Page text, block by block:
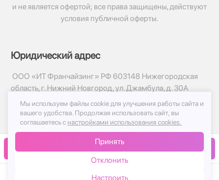
В корзину
и не является офертой; все права защищены, действуют
условия публичной оферты.
Юридический адрес
ООО «ИТ Франчайзинг» РФ 603148 Нижегородская
область, г. Нижний Новгород, ул. Джамбула, д. 30А
© 2017-2026г, База Цветов 24.ру
Политика конфиденциальности
Публичная оферта
Мы используем файлы cookie для улучшения работы сайта и
вашего удобства. Продолжая использовать сайт, вы
соглашаетесь с настройками использования cookies.
Принять
Отклонить
Настроить